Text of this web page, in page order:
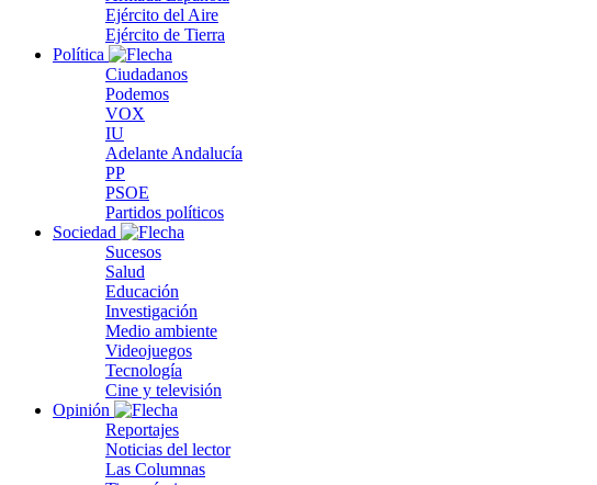
Ejército del Aire
Ejército de Tierra
Política
Ciudadanos
Podemos
VOX
IU
Adelante Andalucía
PP
PSOE
Partidos políticos
Sociedad
Sucesos
Salud
Educación
Investigación
Medio ambiente
Videojuegos
Tecnología
Cine y televisión
Opinión
Reportajes
Noticias del lector
Las Columnas